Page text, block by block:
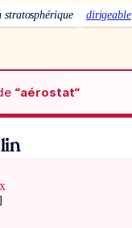
stratosphérique dirigeable
“aérostat“